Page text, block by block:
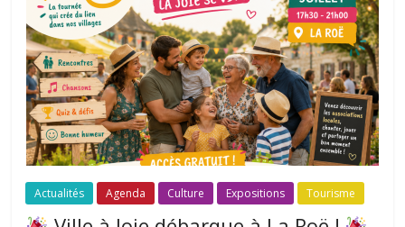
Actualités Agenda Culture Expositions Tourisme